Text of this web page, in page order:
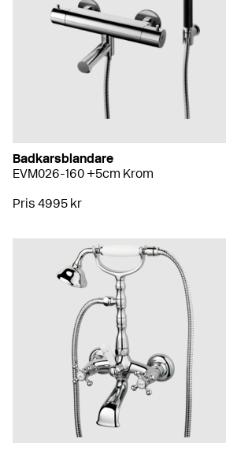
Badkarsblandare
EVM026-160 +5cm Krom
Pris 4995 kr